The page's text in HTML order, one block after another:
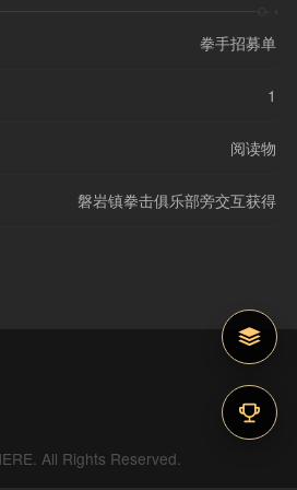
拳手招募单
1
阅读物
磐岩镇拳击俱乐部旁交互获得
All Rights Reserved.